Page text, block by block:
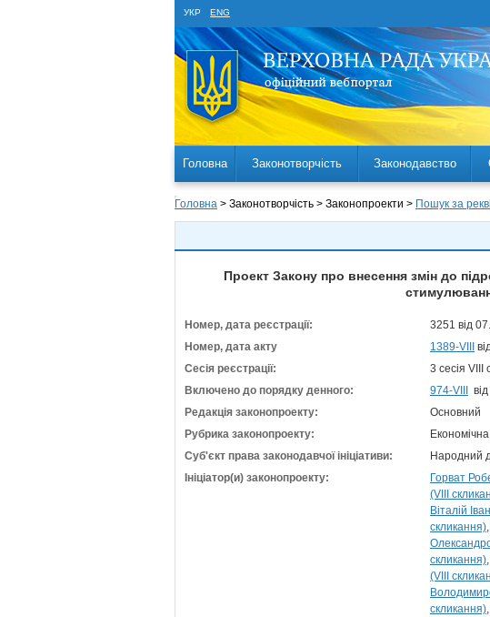
УКР ENG
Головна Законотворчість Законодавство
Головна > Законотворчість > Законопроекти > Пошук за
Проект Закону про внесення змін до
Номер, дата реєстрації:
3251 від
Номер, дата акту
1389-VIII
Сесія реєстрації:
3 сесія VIII
Включено до порядку денного:
974-VIII
Редакція законопроекту:
Основний
Рубрика законопроекту:
Суб'єкт права законодавчої ініціативи:
Народний
Ініціатор(и) законопроекту:
Горват
(VIII
Віталій
скликання)
скликання)
(VIII
скликання)